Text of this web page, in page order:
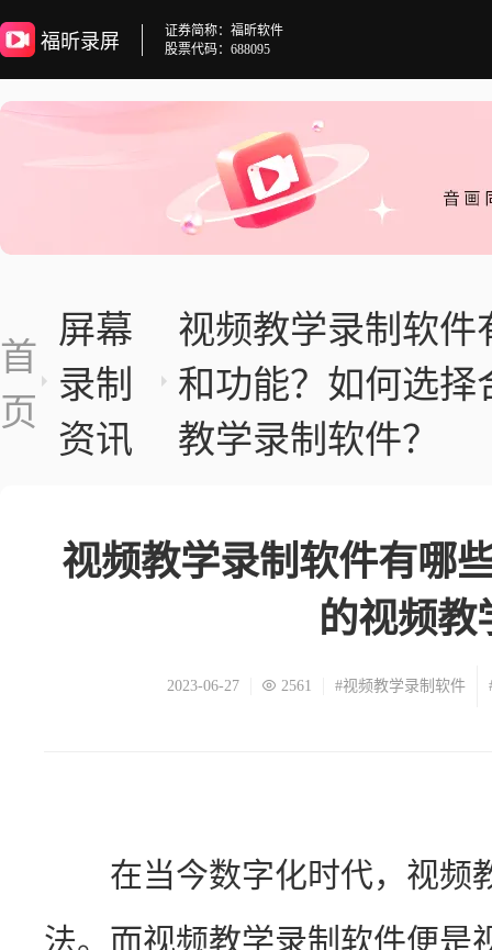
福昕录屏
证券简称：福昕软件
股票代码：688095
首
页
屏幕
录制
资讯
视频教学录制软件
和功能？如何选择
教学录制软件？
视频教学录制软件有哪
的视频
2023-06-27 2561 #视频教学录制软件
在当今数字化时代，视频
法。而视频教学录制软件便是